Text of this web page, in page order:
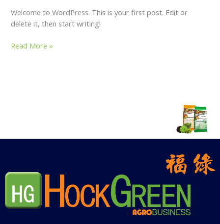
Welcome to WordPress. This is your first post. Edit or
delete it, then start writing!
Read More »